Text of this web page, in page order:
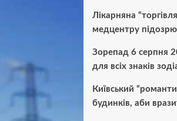
Лікарняна
медцентру
Зорепад 6 серпня
для всіх знаків
Київський
будинків, аби